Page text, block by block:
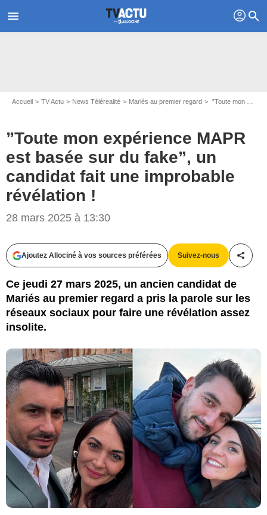
menu profil search
Accueil TV Actu News Télérealité Mariés au premier regard ”Toute mon expérience MAPR est basée sur du fake”, un candidat fait une improbable révélation !
”Toute mon expérience MAPR
est basée sur du fake”, un
candidat fait une improbable
révélation !
28 mars 2025 à 13:30
Ajoutez Allociné à vos sources préférées Suivez-nous
Ce jeudi 27 mars 2025, un ancien candidat de
Mariés au premier regard a pris la parole sur les
réseaux sociaux pour faire une révélation assez
insolite.
Capture d'écran Instagram @damien_mapr6 / @flobatist_off